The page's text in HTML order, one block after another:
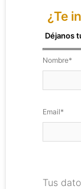
¿Te
Déjanos
Nombre*
Email*
Tus